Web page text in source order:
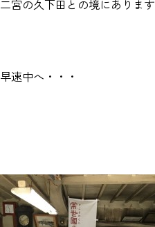
二宮の久下田との境にあります
早速中へ・・・